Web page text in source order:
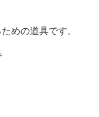
めの道具です。